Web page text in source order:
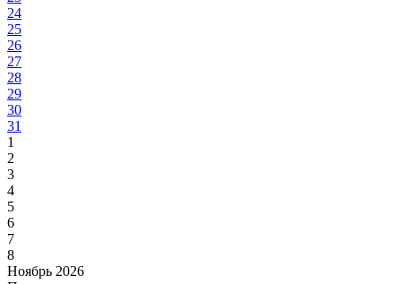
24
25
26
27
28
29
30
31
1
2
3
4
5
6
7
8
Ноябрь 2026